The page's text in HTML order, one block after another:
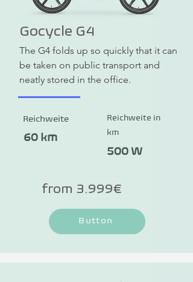
Gocycle G4
The G4 folds up so quickly that it can
be taken on public transport and
neatly stored in the office.
Reichweite
60 km
Reichweite in
km
500 W
from 3.999€
Button